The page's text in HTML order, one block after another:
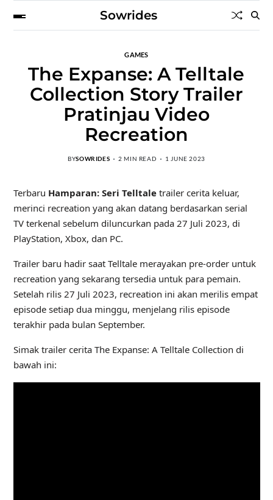
Sowrides
GAMES
The Expanse: A Telltale
Collection Story Trailer
Pratinjau Video
Recreation
BYSOWRIDES 2 MIN READ 1 JUNE 2023
Terbaru Hamparan: Seri Telltale trailer cerita keluar,
merinci recreation yang akan datang berdasarkan serial
TV terkenal sebelum diluncurkan pada 27 Juli 2023, di
PlayStation, Xbox, dan PC.
Trailer baru hadir saat Telltale merayakan pre-order untuk
recreation yang sekarang tersedia untuk para pemain.
Setelah rilis 27 Juli 2023, recreation ini akan merilis empat
episode setiap dua minggu, menjelang rilis episode
terakhir pada bulan September.
Simak trailer cerita The Expanse: A Telltale Collection di
bawah ini: